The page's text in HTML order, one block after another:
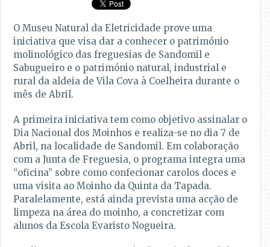
O Museu Natural da Eletricidade prove uma
iniciativa que visa dar a conhecer o património
molinológico das freguesias de Sandomil e
Sabugueiro e o património natural, industrial e
rural da aldeia de Vila Cova à Coelheira durante o
mês de Abril.
A primeira iniciativa tem como objetivo assinalar o
Dia Nacional dos Moinhos e realiza-se no dia 7 de
Abril, na localidade de Sandomil. Em colaboração
com a Junta de Freguesia, o programa integra uma
“oficina” sobre como confecionar carolos doces e
uma visita ao Moinho da Quinta da Tapada.
Paralelamente, está ainda prevista uma acção de
limpeza na área do moinho, a concretizar com
alunos da Escola Evaristo Nogueira.